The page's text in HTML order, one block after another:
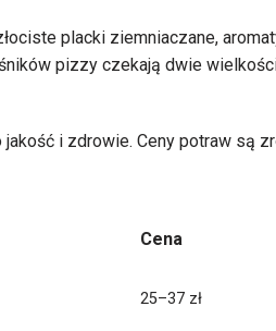
placki ziemniaczane,
pizzy czekają dwie
i zdrowie. Ceny potraw są
Cena
25–37 zł